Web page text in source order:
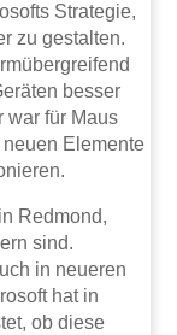
Strategie,
zu gestalten.
besser
war für Maus
Elemente
Redmond,
sind.
in neueren
hat in
ob diese